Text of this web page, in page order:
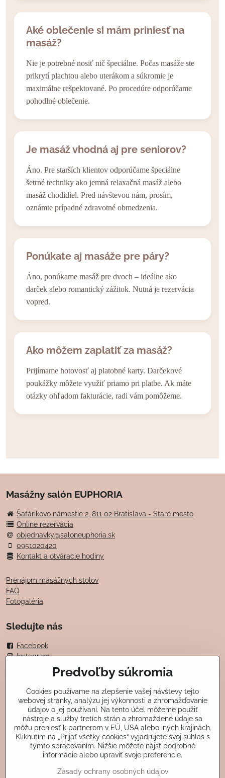
Aké oblečenie si mám priniesť na
masáž?
Nie je potrebné nosiť nič špeciálne. Počas masáže ste
prikrytí plachtou alebo uterákom a súkromie je
maximálne rešpektované. Po procedúre odporúčame
pohodlné oblečenie.
Je masáž vhodná aj pre seniorov?
Áno. Pre starších klientov odporúčame špeciálne
šetrné techniky ako jemná relaxačná masáž alebo
masáž chodidiel. Pred návštevou nám, prosím,
oznámte prípadné zdravotné obmedzenia.
Ponúkate aj masáže pre páry?
Áno, ponúkame masáž pre dvoch – ideálne ako
darček alebo romantický zážitok. Nutná je rezervácia
vopred.
Ako môžem zaplatiť za masáž?
Prijímame hotovosť aj platobné karty. Darčekové
poukážky môžete využiť priamo pri platbe. Ak máte
otázky ohľadom fakturácie, radi vám pomôžeme.
Masážny salón EUPHORIA
Šafárikovo námestie 2, 811 02 Bratislava - Staré mesto
Online rezervácia
objednavky@saloneuphoria.sk
0951020420
Kontakt a otváracie hodiny
Prenájom masážnych stolov
FAQ
Fotogaléria
Sledujte nás
Facebook
Instagram
kartou
v hotovosti
mobilom
darčekovými poukážkami
prevodom
Edenred, Benefit plus, Up Balansea, Up card
Predvoľby súkromia
Cookies používame na zlepšenie vašej návštevy tejto
webovej stránky, analýzu jej výkonnosti a zhromažďovanie
údajov o jej používaní. Na tento účel môžeme použiť
nástroje a služby tretích strán a zhromaždené údaje sa
môžu preniesť k partnerom v EÚ, USA alebo iných krajinách.
Kliknutím na „Prijať všetky cookies“ vyjadrujete svoj súhlas s
týmto spracovaním. Nižšie môžete nájsť podrobné
informácie alebo upraviť svoje preferencie.
Zásady ochrany osobných údajov